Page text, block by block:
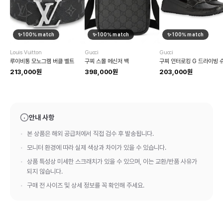
✨100% match
Louis Vuitton
루이비통 모노그램 버클 벨트
213,000원
✨100% match
Gucci
구찌 스몰 메신저 백
398,000원
✨100% match
Gucci
203,000원
안내 사항
본 상품은 해외 공급처에서 직접 검수 후 발송됩니다.
모니터 환경에 따라 실제 색상과 차이가 있을 수 있습니다.
상품 특성상 미세한 스크래치가 있을 수 있으며, 이는 교환/반품 사유가
되지 않습니다.
구매 전 사이즈 및 상세 정보를 꼭 확인해 주세요.